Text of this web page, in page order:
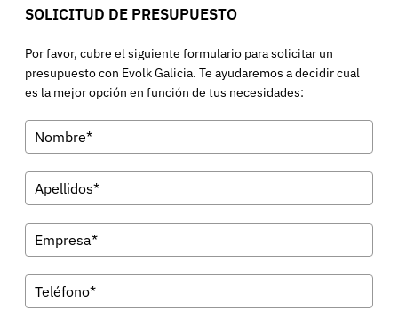
SOLICITUD DE PRESUPUESTO
Por favor, cubre el siguiente formulario para solicitar un
presupuesto con Evolk Galicia. Te ayudaremos a decidir cual
es la mejor opción en función de tus necesidades: